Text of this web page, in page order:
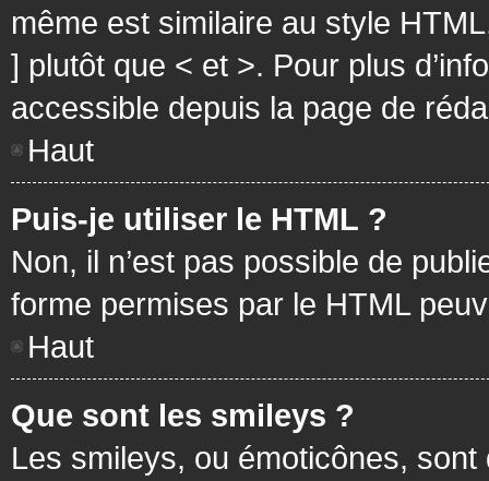
même est similaire au style
] plutôt que < et >. Pour plus
accessible depuis la page de
Haut
Puis-je utiliser le HTML ?
Non, il n’est pas possible de
forme permises par le HTML
Haut
Que sont les smileys ?
Les smileys, ou émoticônes,